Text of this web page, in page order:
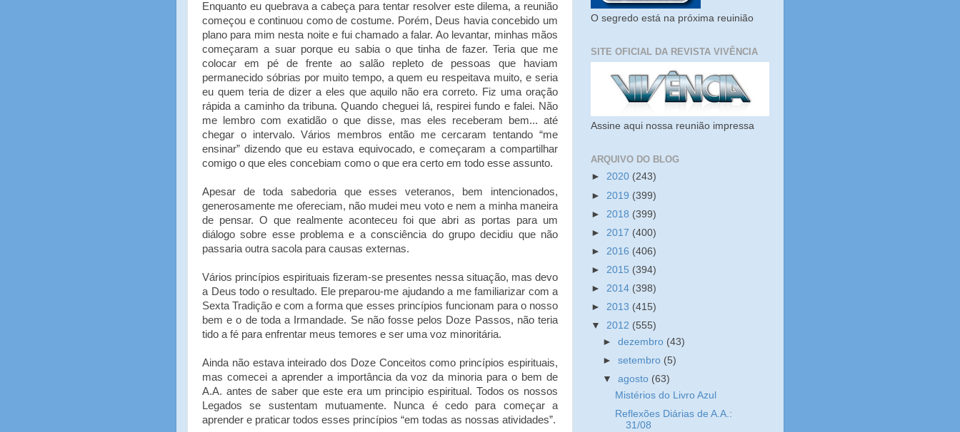
Enquanto eu quebrava a cabeça para tentar resolver este dilema, a reunião
começou e continuou como de costume. Porém, Deus havia concebido um
plano para mim nesta noite e fui chamado a falar. Ao levantar, minhas mãos
começaram a suar porque eu sabia o que tinha de fazer. Teria que me
colocar em pé de frente ao salão repleto de pessoas que haviam
permanecido sóbrias por muito tempo, a quem eu respeitava muito, e seria
eu quem teria de dizer a eles que aquilo não era correto. Fiz uma oração
rápida a caminho da tribuna. Quando cheguei lá, respirei fundo e falei. Não
me lembro com exatidão o que disse, mas eles receberam bem... até
chegar o intervalo. Vários membros então me cercaram tentando “me
ensinar” dizendo que eu estava equivocado, e começaram a compartilhar
comigo o que eles concebiam como o que era certo em todo esse assunto.
Apesar de toda sabedoria que esses veteranos, bem intencionados,
generosamente me ofereciam, não mudei meu voto e nem a minha maneira
de pensar. O que realmente aconteceu foi que abri as portas para um
diálogo sobre esse problema e a consciência do grupo decidiu que não
passaria outra sacola para causas externas.
Vários princípios espirituais fizeram-se presentes nessa situação, mas devo
a Deus todo o resultado. Ele preparou-me ajudando a me familiarizar com a
Sexta Tradição e com a forma que esses princípios funcionam para o nosso
bem e o de toda a Irmandade. Se não fosse pelos Doze Passos, não teria
tido a fé para enfrentar meus temores e ser uma voz minoritária.
Ainda não estava inteirado dos Doze Conceitos como princípios espirituais,
mas comecei a aprender a importância da voz da minoria para o bem de
A.A. antes de saber que este era um principio espiritual. Todos os nossos
Legados se sustentam mutuamente. Nunca é cedo para começar a
aprender e praticar todos esses princípios “em todas as nossas atividades”.
O segredo está na próxima reuinião
SITE OFICIAL DA REVISTA VIVÊNCIA
Assine aqui nossa reunião impressa
ARQUIVO DO BLOG
► 2020 (243)
► 2019 (399)
► 2018 (399)
► 2017 (400)
► 2016 (406)
► 2015 (394)
► 2014 (398)
► 2013 (415)
▼ 2012 (555)
►dezembro (43)
►setembro (5)
▼agosto (63)
Mistérios do Livro Azul
Reflexões Diárias de A.A.:
31/08